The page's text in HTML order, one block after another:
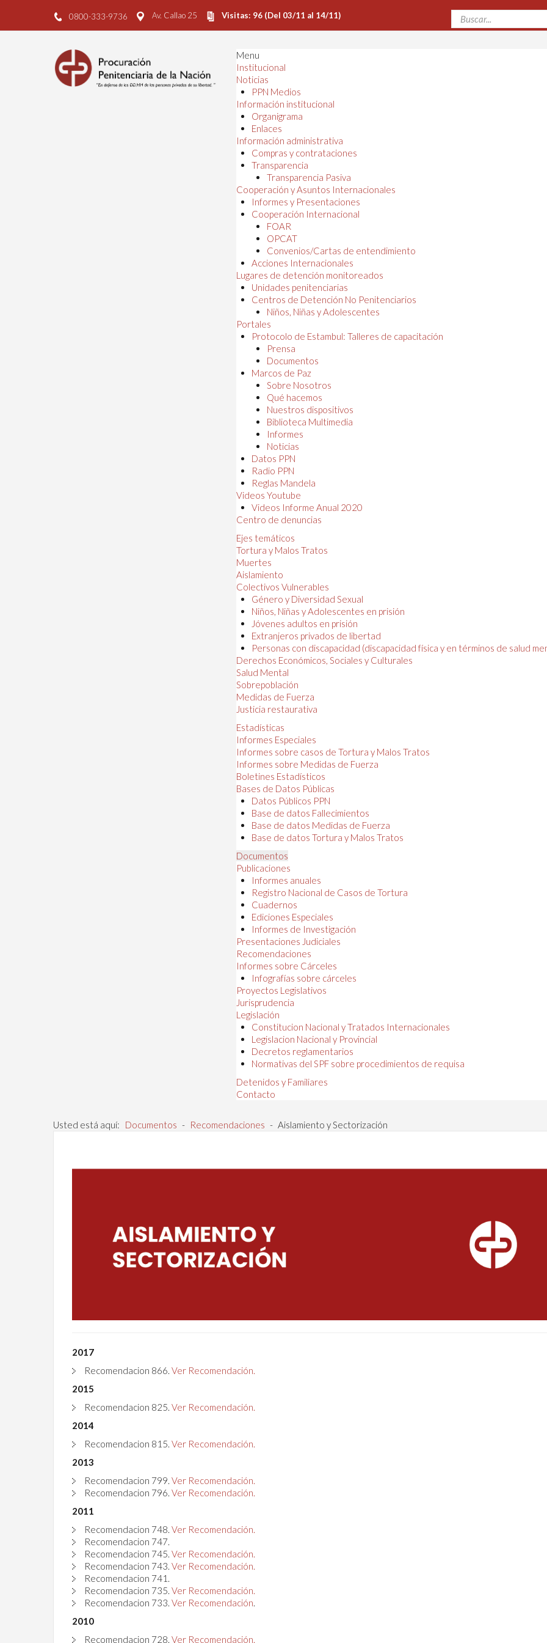
0800-333-9736 Av. Callao 25 Visitas: 96 (Del 03/11 al 14/11)
Menu
Institucional
Noticias
PPN Medios
Información institucional
Organigrama
Enlaces
Información administrativa
Compras y contrataciones
Transparencia
Transparencia Pasiva
Cooperación y Asuntos Internacionales
Informes y Presentaciones
Cooperación Internacional
FOAR
OPCAT
Convenios/Cartas de entendimiento
Acciones Internacionales
Lugares de detención monitoreados
Unidades penitenciarias
Centros de Detención No Penitenciarios
Niños, Niñas y Adolescentes
Portales
Protocolo de Estambul: Talleres de capacitación
Prensa
Documentos
Marcos de Paz
Sobre Nosotros
Qué hacemos
Nuestros dispositivos
Biblioteca Multimedia
Informes
Noticias
Datos PPN
Radio PPN
Reglas Mandela
Videos Youtube
Videos Informe Anual 2020
Centro de denuncias
Ejes temáticos
Tortura y Malos Tratos
Muertes
Aislamiento
Colectivos Vulnerables
Género y Diversidad Sexual
Niños, Niñas y Adolescentes en prisión
Jóvenes adultos en prisión
Extranjeros privados de libertad
Personas con discapacidad (discapacidad física y en términos de salud
Derechos Económicos, Sociales y Culturales
Salud Mental
Sobrepoblación
Medidas de Fuerza
Justicia restaurativa
Estadísticas
Informes Especiales
Informes sobre casos de Tortura y Malos Tratos
Informes sobre Medidas de Fuerza
Boletines Estadísticos
Bases de Datos Públicas
Datos Públicos PPN
Base de datos Fallecimientos
Base de datos Medidas de Fuerza
Base de datos Tortura y Malos Tratos
Documentos
Publicaciones
Informes anuales
Registro Nacional de Casos de Tortura
Cuadernos
Ediciones Especiales
Informes de Investigación
Presentaciones Judiciales
Recomendaciones
Informes sobre Cárceles
Infografías sobre cárceles
Proyectos Legislativos
Jurisprudencia
Legislación
Constitucion Nacional y Tratados Internacionales
Legislacion Nacional y Provincial
Decretos reglamentarios
Normativas del SPF sobre procedimientos de requisa
Detenidos y Familiares
Contacto
Usted está aquí: Documentos - Recomendaciones - Aislamiento y Sectorización
2017
Recomendacion 866. Ver Recomendación.
2015
Recomendacion 825. Ver Recomendación.
2014
Recomendacion 815. Ver Recomendación.
2013
Recomendacion 799. Ver Recomendación.
Recomendacion 796. Ver Recomendación.
2011
Recomendacion 748. Ver Recomendación.
Recomendacion 747.
Recomendacion 745. Ver Recomendación.
Recomendacion 743. Ver Recomendación.
Recomendacion 741.
Recomendacion 735. Ver Recomendación.
Recomendacion 733. Ver Recomendación.
2010
Recomendacion 728. Ver Recomendación.